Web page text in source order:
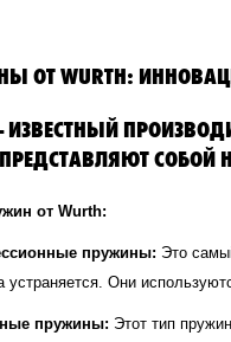
ОТ WURTH:
- ИЗВЕСТНЫЙ
ПРЕДСТАВЛЯЮТ
от Wurth:
пружины: Это
устраняется. Они
пружины: Этот тип